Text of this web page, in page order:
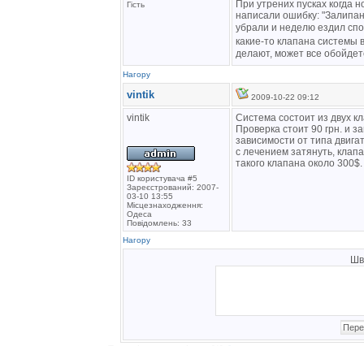
Гість
При утрених пусках когда
написали ошибку:
убрали и неделю ездил
какие-то клапана системы
делают, может все
Нагору
vintik 2009-10-22 09:12
vintik
ID користувача #5
Зареєстрований: 2007-
03-10 13:55
Місцезнаходження:
Одеса
Повідомлень: 33
Система состоит из двух
Проверка стоит 90 грн. и
зависимости от типа
с лечением затянуть,
такого клапана около 300$.
Нагору